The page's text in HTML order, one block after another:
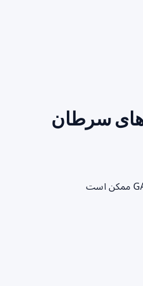
سرطان
خلاصه سریع برای خواننده مطالعه جدید نشان می‌دهد که کاهش سطح عامل تنظیم‌کننده ژنی GATA6 ممکن است